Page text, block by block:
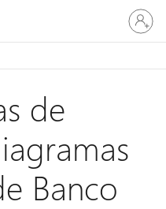
Entre
em
sua
de
Banco